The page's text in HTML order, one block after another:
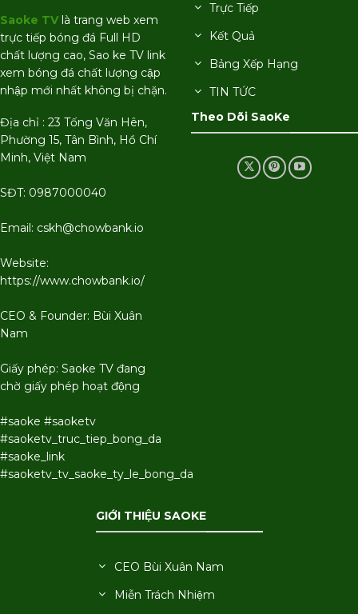
Saoke TVlà trang web xem
trực tiếp bóng đá Full HD
chất lượng cao, Sao ke TV link
xem bóng đá chất lượng cập
nhập mới nhất không bị chặn.
Địa chỉ : 23 Tống Văn Hên,
Phường 15, Tân Bình, Hồ Chí
Minh, Việt Nam
SĐT: 0987000040
Email: cskh@chowbank.io
Website:
https://www.chowbank.io/
CEO & Founder: Bùi Xuân
Nam
Giấy phép: Saoke TV đang
chờ giấy phép hoạt động
#saoke #saoketv
#saoketv_truc_tiep_bong_da
#saoke_link
#saoketv_tv_saoke_ty_le_bong_da
Trực Tiếp
Kết Quả
Bảng Xếp Hạng
TIN TỨC
Theo Dõi SaoKe
GIỚI THIỆU SAOKE
CEO Bùi Xuân Nam
Miễn Trách Nhiệm